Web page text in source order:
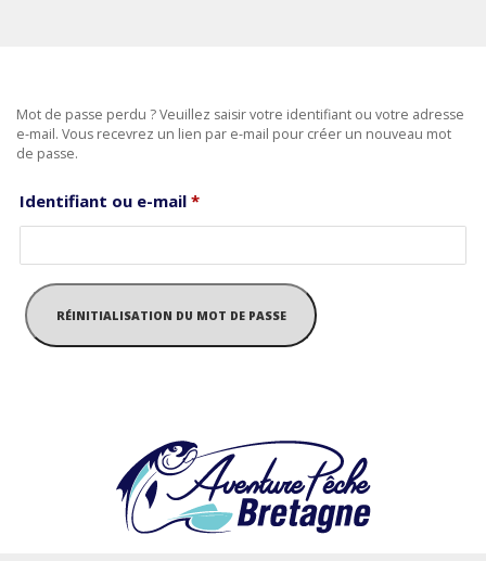
Mot de passe perdu ? Veuillez saisir votre identifiant ou votre adresse
e-mail. Vous recevrez un lien par e-mail pour créer un nouveau mot
de passe.
Identifiant ou e-mail *Obligatoire
RÉINITIALISATION DU MOT DE PASSE